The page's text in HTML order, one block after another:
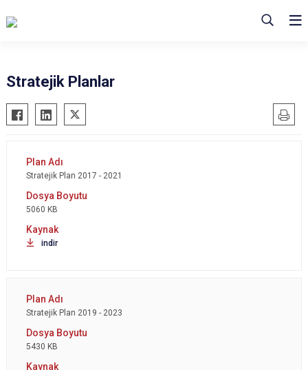
Stratejik Planlar
Stratejik Plan 2017 - 2021
5060 KB
indir
Stratejik Plan 2019 - 2023
5430 KB